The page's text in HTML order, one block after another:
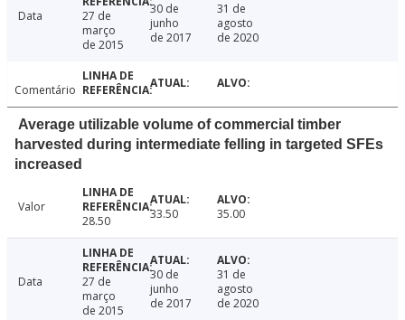
Data
27 de
março
de 2015
30 de
junho
de 2017
31 de
agosto
de 2020
Comentário
Average utilizable volume of commercial timber
harvested during intermediate felling in targeted SFEs
increased
Valor
28.50
33.50 35.00
Data
27 de
março
de 2015
30 de
junho
de 2017
31 de
agosto
de 2020